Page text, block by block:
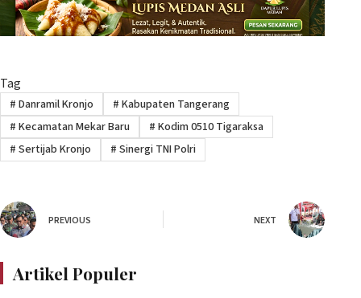
Tag
# Danramil Kronjo # Kabupaten Tangerang
# Kecamatan Mekar Baru # Kodim 0510 Tigaraksa
# Sertijab Kronjo # Sinergi TNI Polri
PREVIOUS NEXT
Artikel Populer